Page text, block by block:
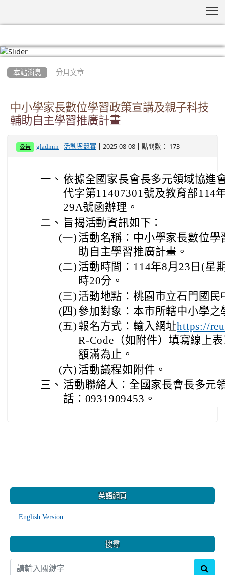
本站消息 分月文章
中小學家長數位學習政策宣講及親子科技
輔助自主學習推廣計畫
公告 gladmin -活動與競賽 | 2025-08-08 | 點閱數： 173
一、 依據全國家長會長多元領域協進
代字第11407301號及教育部114
29A號函辦理。
二、 旨揭活動資訊如下：
(一) 活動名稱：中小學家長數位
助自主學習推廣計畫。
(二) 活動時間：114年8月23日(星
時20分。
(三) 活動地點：桃園市立石門國民
(四) 參加對象：本市所轄中小學之
(五) 報名方式：輸入網址https://
R-Code（如附件）填寫線上
額滿為止。
(六) 活動議程如附件。
三、 活動聯絡人：全國家長會長多元
話：0931909453。
英語網頁
English Version
搜尋